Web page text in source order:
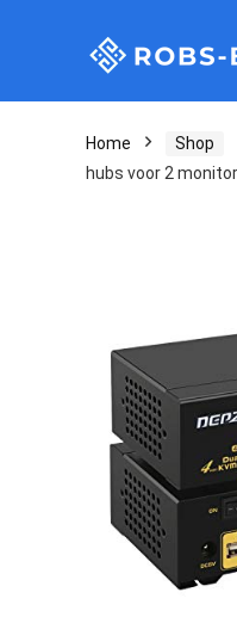
Home Shop
hubs voor 2